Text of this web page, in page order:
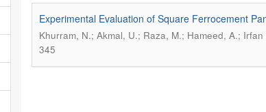
Experimental Evaluation of Square Ferrocement
Khurram, N.; Akmal, U.; Raza, M.; Hameed, A.;
345